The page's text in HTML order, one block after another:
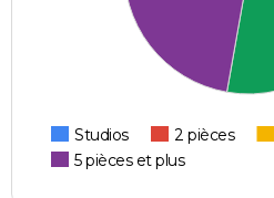
Studios 2 pièces
5 pièces et plus